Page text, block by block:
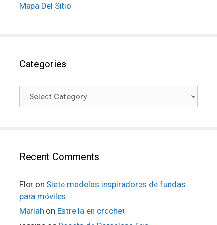
Mapa Del Sitio
Categories
Recent Comments
Flor on Siete modelos inspiradores de fundas
para móviles
Mariah on Estrella en crochet